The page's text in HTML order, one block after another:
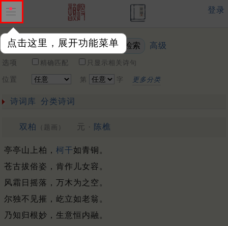
点击这里，展开功能菜单
登录
关键词 高级
选项 精确匹配 只显示相关诗句
位置 第 字 更多分类
诗词库 分类诗词
双柏 （题画） 元 · 陈樵
亭亭山上柏， 柯干如青铜。
苍古拔俗姿，肯作儿女容。
风霜日摇落，万木为之空。
尔独不见摧，屹立如老翁。
乃知归根妙，生意恒内融。